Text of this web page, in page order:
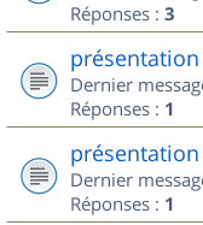
Réponses : 3
Dernier
Réponses : 1
présentation
Dernier
Réponses : 1